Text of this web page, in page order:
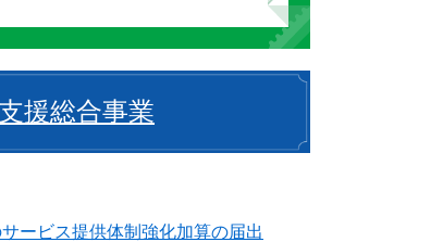
援総合事業
ービス提供体制強化加算の届出